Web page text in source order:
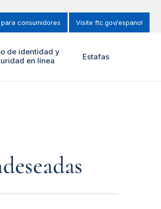
consumidores Visite ftc.gov/espanol
de identidad y
en línea
Estafas